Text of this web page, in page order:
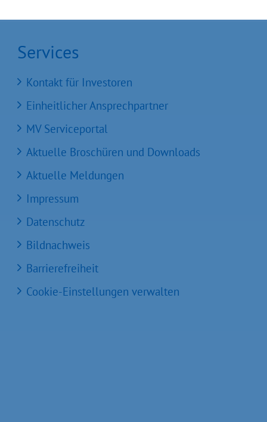
Services
Kontakt für Investoren
Einheitlicher Ansprechpartner
MV Serviceportal
Aktuelle Broschüren und Downloads
Aktuelle Meldungen
Impressum
Datenschutz
Bildnachweis
Barrierefreiheit
Cookie-Einstellungen verwalten